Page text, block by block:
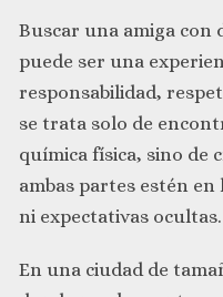
Buscar una amiga con
puede ser una
responsabilidad,
se trata solo de
química física, sino de
ambas partes estén
ni expectativas ocultas.
En una ciudad de